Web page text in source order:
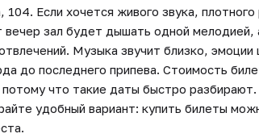
104. Если хочется живого звука,
зал будет дышать одной мелодией,
Музыка звучит близко,
до последнего припева. Стоимость
что такие даты быстро
удобный вариант: купить билеты